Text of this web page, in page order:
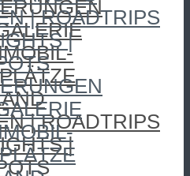
| ROADTRIPS
|
| ROADTRIPS
|